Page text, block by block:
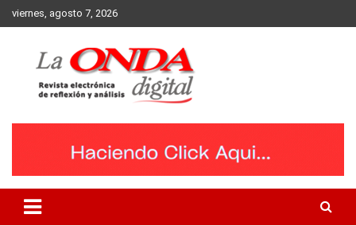
Skip
to
viernes, agosto 7, 2026